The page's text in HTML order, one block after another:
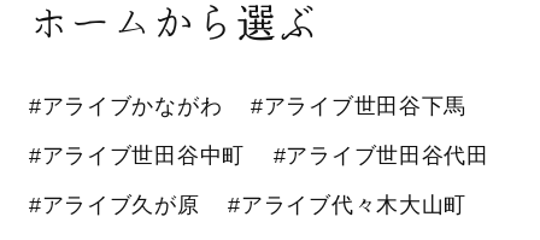
ホームから選ぶ
#アライブかながわ #アライブ世田谷下馬
#アライブ世田谷中町 #アライブ世田谷代田
#アライブ久が原 #アライブ代々木大山町